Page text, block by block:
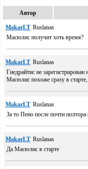
Автор
MakarLT Ruslanas
Масюлис получит хоть время?
MakarLT Ruslanas
Гиедрайтис не зарегистрирован
Масюлис похоже сразу в
MakarLT Ruslanas
За то Пено после почти полтора
MakarLT Ruslanas
Да Масюлис в старте